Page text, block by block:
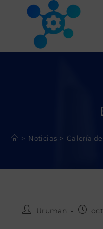
> Noticias > Galería
AutorUruman